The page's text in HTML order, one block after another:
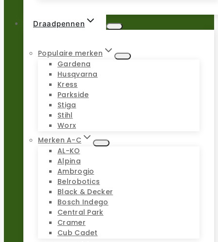
Draadpennen
Populaire merken
Gardena
Husqvarna
Kress
Parkside
Stiga
Stihl
Worx
Merken A-C
AL-KO
Alpina
Ambrogio
Belrobotics
Black & Decker
Bosch Indego
Central Park
Cramer
Cub Cadet